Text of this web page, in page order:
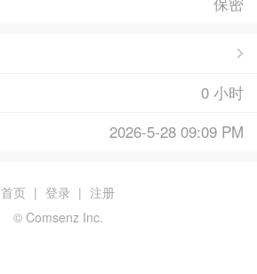
0 小时
2026-5-28 09:09 PM
首页 | 登录 | 注册
© Comsenz Inc.